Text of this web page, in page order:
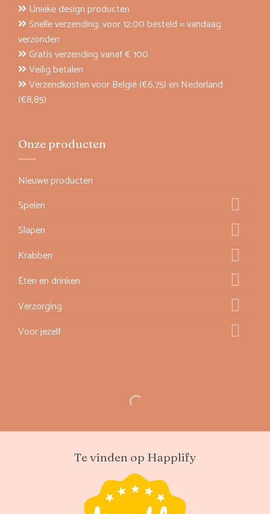
Unieke design producten
Snelle verzending: voor 12:00 besteld = vandaag
verzonden
Gratis verzending vanaf € 100
Veilig betalen
Verzendkosten voor België (€6,75) en Nederland
(€8,85)
Onze producten
Nieuwe producten
Spelen
Slapen
Krabben
Eten en drinken
Verzorging
Voor jezelf
Te vinden op Happlify